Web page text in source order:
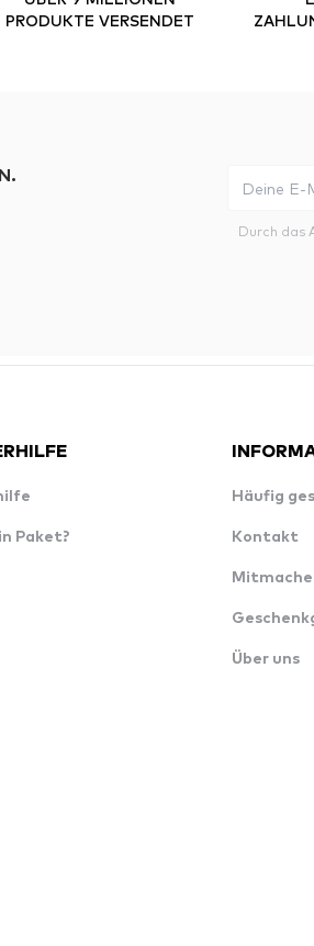
PRODUKTE VERSENDET
Durch das
Paket?
Häufig
Kontakt
Über uns